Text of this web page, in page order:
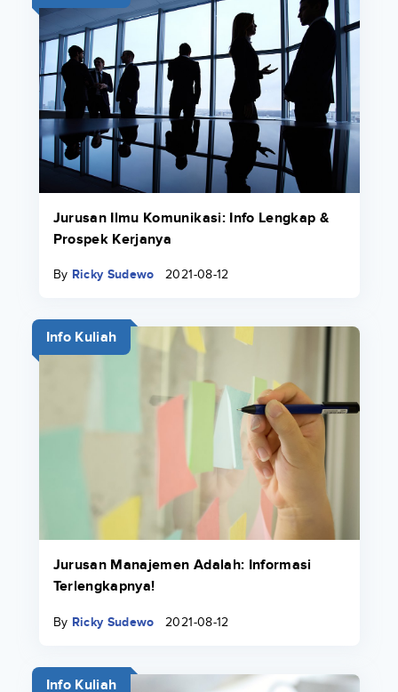
Jurusan Ilmu Komunikasi: Info Lengkap &
Prospek Kerjanya
By Ricky Sudewo 2021-08-12
Info Kuliah
Jurusan Manajemen Adalah: Informasi
Terlengkapnya!
By Ricky Sudewo 2021-08-12
Info Kuliah